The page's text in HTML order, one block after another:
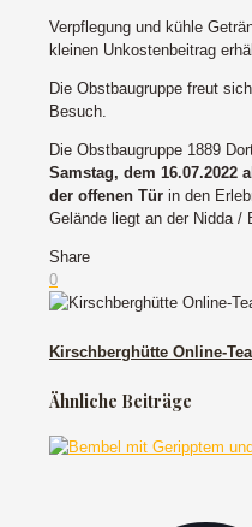
Verpflegung und kühle
kleinen Unkostenbeitrag
Die Obstbaugruppe freut
Besuch.
Die Obstbaugruppe 1889
Samstag, dem 16.07.2022
der offenen Tür in den
Gelände liegt an der Nidda /
Share
0
Kirschberghütte Online-
Ähnliche Beiträge